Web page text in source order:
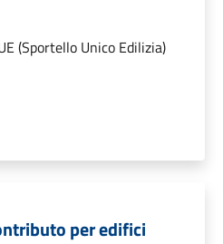
(Sportello Unico Edilizia)
per edifici